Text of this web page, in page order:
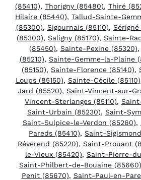
(85410), Thorigny (85480), Thiré
Hilaire (85440), Tallud-Sainte-
(85300), Sigournais (85110),
(85300), Saligny (85170), Sainte-
(85450), Sainte-Pexine (85320),
(85210), Sainte-Gemme-la-Plaine
(85150), Sainte-Florence (85140),
Loups (85150), Sainte-Cécile (85110)
Jard (85520), Saint-Vincent-sur-
Vincent-Sterlanges (85110),
Saint-Urbain (85230), Saint-
Saint-Sulpice-le-Verdon (85260),
Pareds (85410), Saint-
Révérend (85220), Saint-Prouant
le-Vieux (85420), Saint-Pierre-
Saint-Philbert-de-Bouaine (85660)
Penit (85670), Saint-Paul-en-